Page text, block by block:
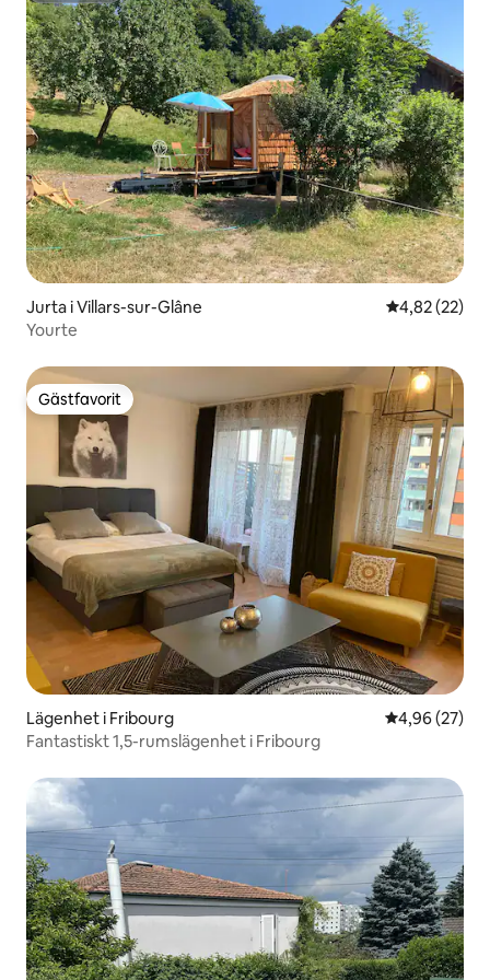
Jurta i Villars-sur-Glâne 4,82 av 5 i
4,82 (22)
Yourte
Gästfavorit
Gästfavorit
Lägenhet i Fribourg 4,96 av 5 i
4,96 (27)
Fantastiskt 1,5-rumslägenhet i Fribourg